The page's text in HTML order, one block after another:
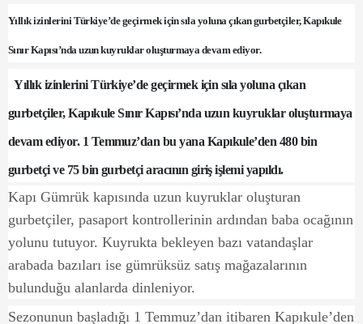
Yıllık izinlerini Türkiye’de geçirmek için sıla yoluna çıkan gurbetçiler, Kapıkule
Sınır Kapısı’nda uzun kuyruklar oluşturmaya devam ediyor.
Yıllık izinlerini Türkiye’de geçirmek için sıla yoluna çıkan
gurbetçiler, Kapıkule Sınır Kapısı’nda uzun kuyruklar oluşturmaya
devam ediyor. 1 Temmuz’dan bu yana Kapıkule’den 480 bin
gurbetçi ve 75 bin gurbetçi aracının giriş işlemi yapıldı.
Kapı Gümrük kapısında uzun kuyruklar oluşturan
gurbetçiler, pasaport kontrollerinin ardından baba ocağının
yolunu tutuyor. Kuyrukta bekleyen bazı vatandaşlar
arabada bazıları ise gümrüksüz satış mağazalarının
bulunduğu alanlarda dinleniyor.
Sezonunun başladığı 1 Temmuz’dan itibaren Kapıkule’den